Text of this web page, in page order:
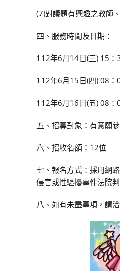
(7)對議題有興趣之教師
四、服務時間及日期：
112年6月14日(三) 15
112年6月15日(四) 08
112年6月16日(五) 08
五、招募對象：有意願
六、招收名額：12位
七、報名方式：採用網
侵害或性騷擾事件法院
八、如有未盡事項，請